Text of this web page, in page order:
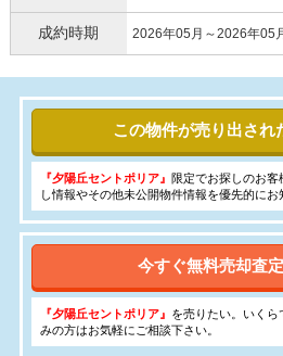
成約時期 2026年05月～2026年05
この物件が売り出され
『夕陽丘セントポリア』 限定でお探しのお客
し情報やその他未公開物件情報を優先的にお
今すぐ無料売却査
『夕陽丘セントポリア』 を売りたい。いく
みの方はお気軽にご相談下さい。